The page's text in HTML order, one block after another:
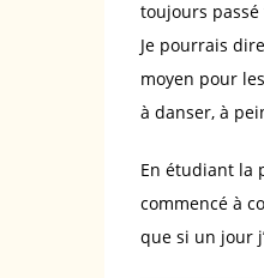
toujours
Je pourrais
moyen pour
à danser, à
En étudiant la
commencé à
que si un jour